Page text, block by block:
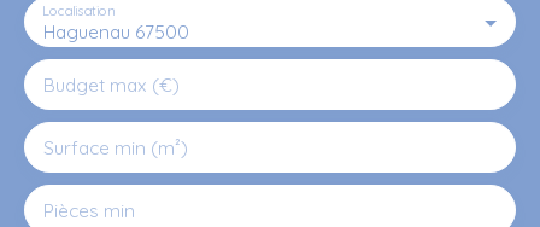
Haguenau 67500
Localisation
Budget max (€)
Surface min (m²)
Pièces min